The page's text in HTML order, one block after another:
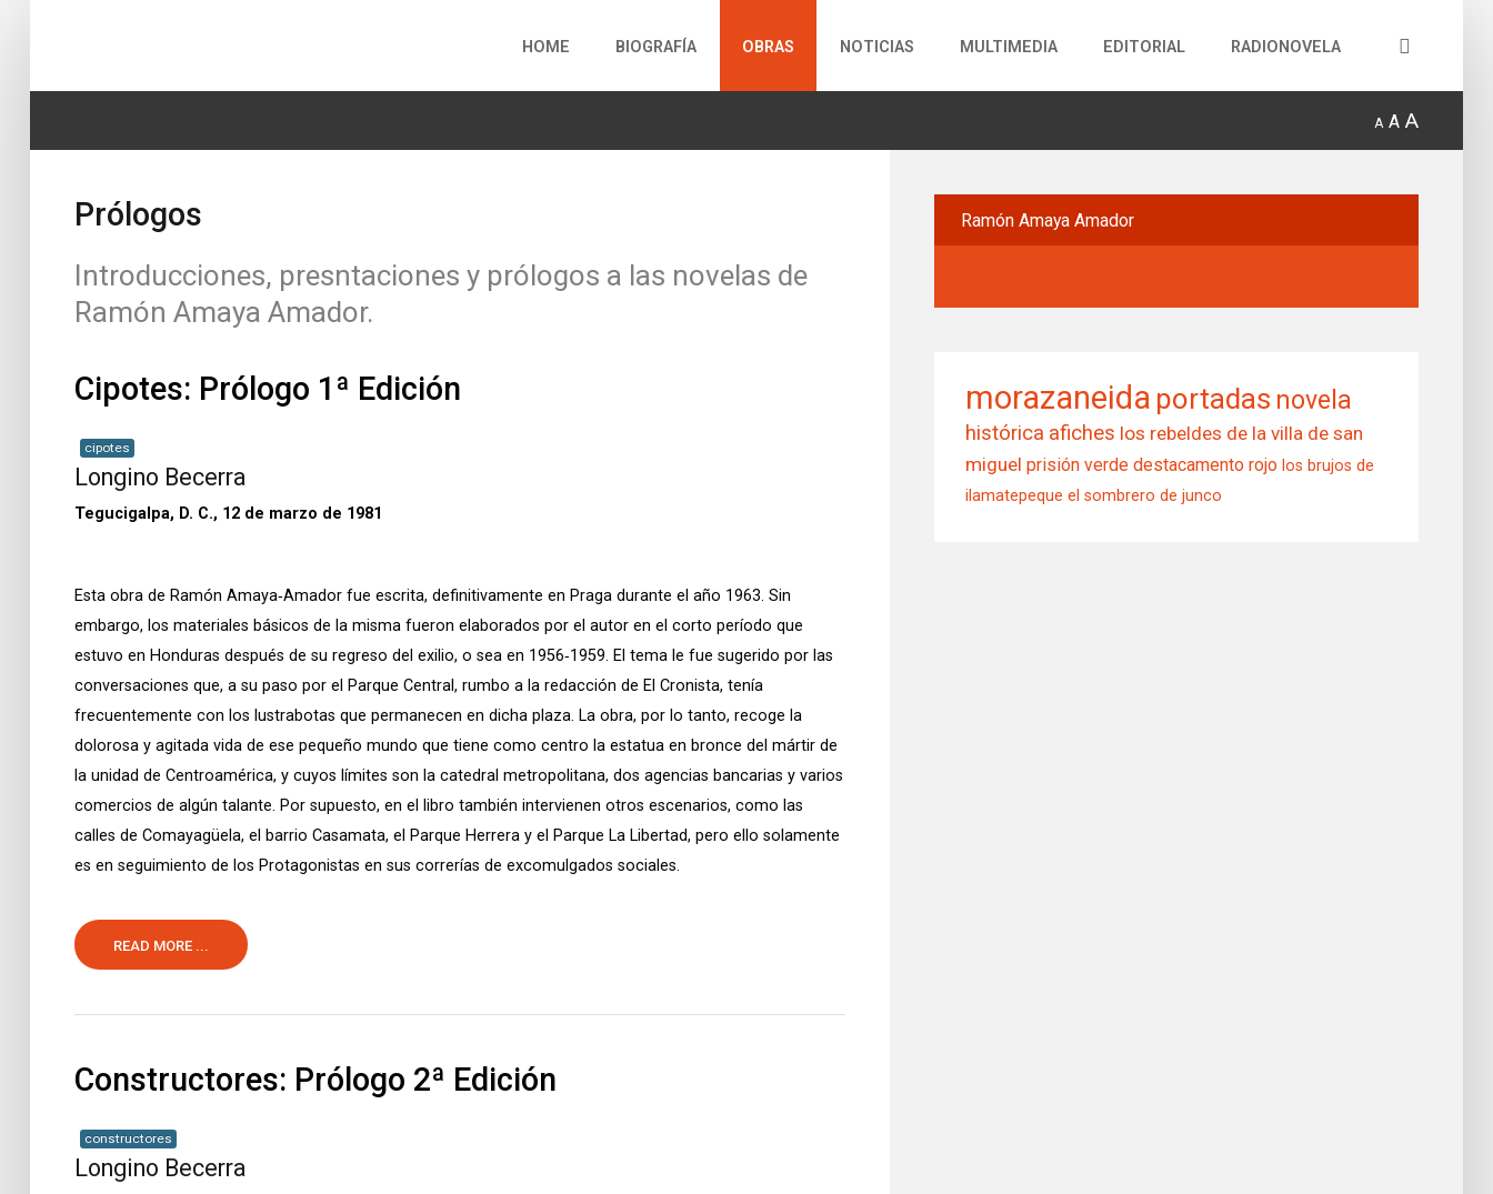
Multimedia
Radionovela
HOME BIOGRAFÍA OBRAS NOTICIAS MULTIMEDIA EDITORIAL RADIONOVELA
A A A
Prólogos
Introducciones, presntaciones y prólogos a las novelas de
Ramón Amaya Amador.
Cipotes: Prólogo 1ª Edición
cipotes
Longino Becerra
Tegucigalpa, D. C., 12 de marzo de 1981
Esta obra de Ramón Amaya‑Amador fue escrita, definitivamente en Praga durante el año 1963. Sin
embargo, los materiales básicos de la misma fueron elaborados por el autor en el corto período que
estuvo en Honduras después de su regreso del exilio, o sea en 1956‑1959. El tema le fue sugerido por las
conversaciones que, a su paso por el Parque Central, rumbo a la redacción de El Cronista, tenía
frecuentemente con los lustrabotas que permanecen en dicha plaza. La obra, por lo tanto, recoge la
dolorosa y agitada vida de ese pequeño mundo que tiene como centro la estatua en bronce del mártir de
la unidad de Centroamérica, y cuyos límites son la catedral metropolitana, dos agencias bancarias y varios
comercios de algún talante. Por supuesto, en el libro también intervienen otros escenarios, como las
calles de Comayagüela, el barrio Casamata, el Parque Herrera y el Parque La Libertad, pero ello solamente
es en seguimiento de los Protagonistas en sus correrías de excomulgados sociales.
READ MORE ...
Constructores: Prólogo 2ª Edición
constructores
Longino Becerra
RamónAmaya Amador
morazaneida portadas novela
histórica afiches los rebeldes de la villa de san
miguel prisión verde destacamento rojo los brujos de
ilamatepeque el sombrero de junco